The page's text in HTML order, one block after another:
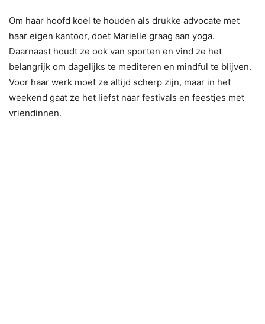
Om haar hoofd koel te houden als drukke advocate met
haar eigen kantoor, doet Marielle graag aan yoga.
Daarnaast houdt ze ook van sporten en vind ze het
belangrijk om dagelijks te mediteren en mindful te blijven.
Voor haar werk moet ze altijd scherp zijn, maar in het
weekend gaat ze het liefst naar festivals en feestjes met
vriendinnen.